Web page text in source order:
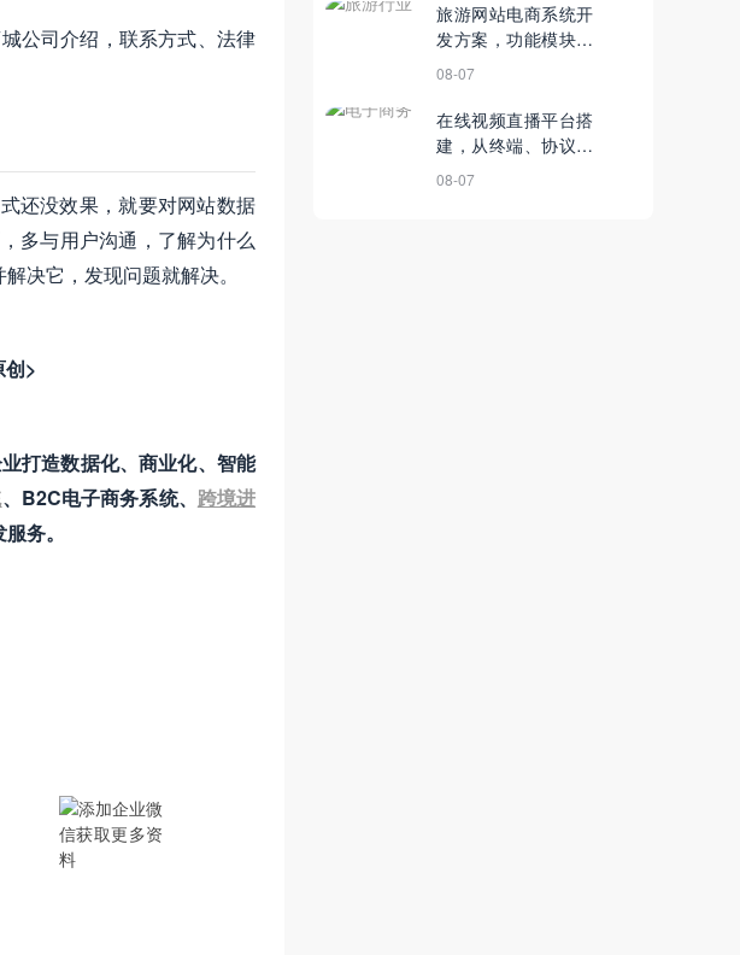
公司介绍，联系方式、法律
还没效果，就要对网站数据
多与用户沟通，了解为什么
决它，发现问题就解决。
>
打造数据化、商业化、智能
、B2C电子商务系统、 跨境进
务。
旅游网站电商系统开
发方案，功能模块、
产业链流程详解
08-07
在线视频直播平台搭
建，从终端、协议、
功能选择入手
08-07